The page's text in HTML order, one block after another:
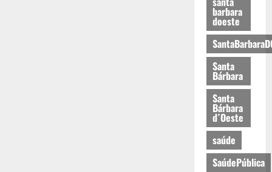
barbara
doeste
Santa
Bárbara
Santa
Bárbara
d´Oeste
saúde
SaúdePública